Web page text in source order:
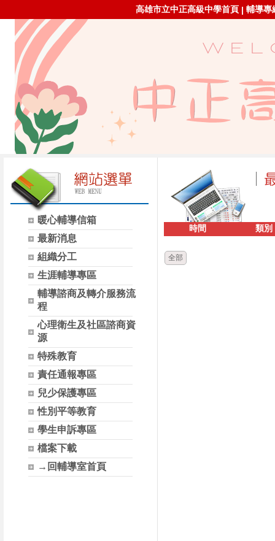
高雄市立中正高級中學首頁 | 輔導專
暖心輔導信箱
最新消息
組織分工
生涯輔導專區
輔導諮商及轉介服務流
程
心理衛生及社區諮商資
源
特殊教育
責任通報專區
兒少保護專區
性別平等教育
學生申訴專區
檔案下載
→回輔導室首頁
時間 類別
全部